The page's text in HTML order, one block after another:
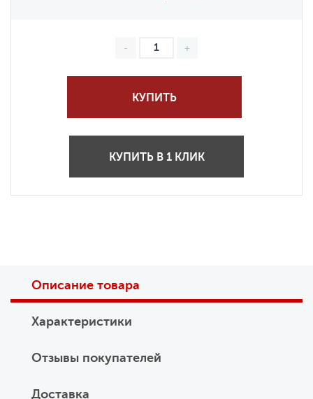
КУПИТЬ
КУПИТЬ В 1 КЛИК
Описание товара
Характеристики
Отзывы покупателей
Доставка